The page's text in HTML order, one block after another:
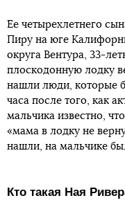
Ее четырехлетнего
Пиру на юге
округа Вентура, 33-
плоскодонную лодку
нашли люди, которые
часа после того, как
мальчика известно,
«мама в лодку не
нашли, на мальчике
Кто такая Ная